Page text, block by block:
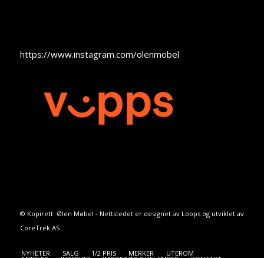
https://www.instagram.com/olenmobel
© Kopirett: Ølen Møbel - Nettstedet er designet av Loopsog utviklet av
CoreTrek AS
NYHETER SALG 1/2 PRIS MERKER UTEROM